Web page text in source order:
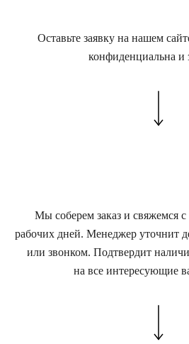
Оставьте заявку на нашем
конфиденциальна и
Мы соберем заказ и свяжемся
рабочих дней. Менеджер уточнит
или звонком. Подтвердит
на все интересующие